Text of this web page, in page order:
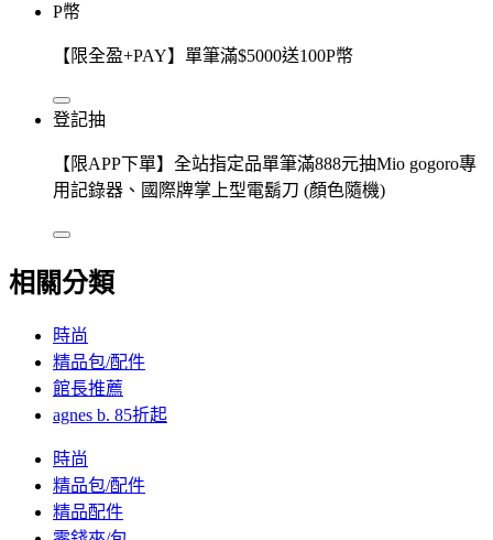
P幣
【限全盈+PAY】單筆滿$5000送100P幣
登記抽
【限APP下單】全站指定品單筆滿888元抽Mio gogoro專
用記錄器、國際牌掌上型電鬍刀 (顏色隨機)
相關分類
時尚
精品包/配件
館長推薦
agnes b. 85折起
時尚
精品包/配件
精品配件